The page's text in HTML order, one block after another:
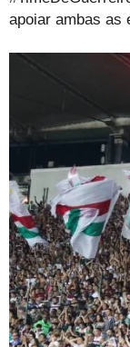
apoiar ambas as